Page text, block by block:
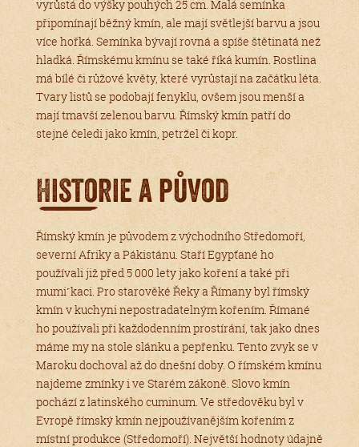
vyrůstá do výšky pouhých 25 cm. Malá semínka
připomínají běžný kmín, ale mají světlejší barvu a jsou
více hořká. Semínka bývají rovná a spíše štětinatá než
hladká. Římskému kmínu se také říká kumín. Rostlina
má bílé či růžové květy, které vyrůstají na začátku léta.
Tvary listů se podobají fenyklu, ovšem jsou menší a
mají tmavší zelenou barvu. Římský kmín patří do
stejné čeledi jako kmín, petržel či kopr.
Historie a původ
Římský kmín je původem z východního Středomoří,
severní Afriky a Pákistánu. Staří Egypťané ho
používali již před 5 000 lety jako koření a také při
mumi˹kaci. Pro starověké Řeky a Římany byl římský
kmín v kuchyni nepostradatelným kořením. Římané
ho používali při každodenním prostírání, tak jako dnes
máme my na stole slánku a pepřenku. Tento zvyk se v
Maroku dochoval až do dnešní doby. O římském kmínu
najdeme zmínky i ve Starém zákoně. Slovo kmín
pochází z latinského cuminum. Ve středověku byl v
Evropě římský kmín nejpoužívanějším kořením z
místní produkce (Středomoří). Největší hodnoty údajně